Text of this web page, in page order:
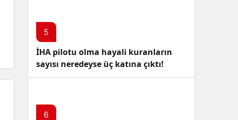
5
İHA pilotu olma hayali kuranların
sayısı neredeyse üç katına çıktı!
6